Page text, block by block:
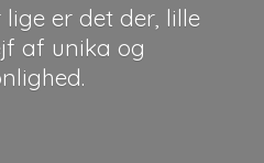
er det der, lille
af unikaog